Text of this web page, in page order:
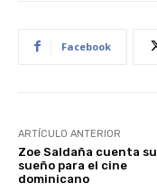
Facebook
ARTÍCULO ANTERIOR
Zoe Saldaña cuenta su
sueño para el cine
dominicano